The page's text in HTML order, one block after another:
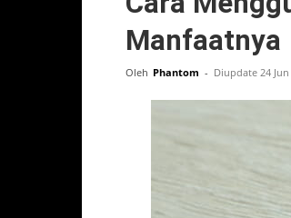
Manfaatnya
Oleh Phantom - Diupdate 24 Jun